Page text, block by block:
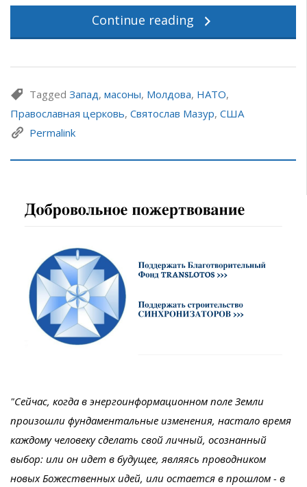
Continue reading
Tagged Запад, масоны, Молдова, НАТО,
Православная церковь, Святослав Мазур, США
Permalink
"Сейчас, когда в энергоинформационном поле Земли
произошли фундаментальные изменения, настало время
каждому человеку сделать свой личный, осознанный
выбор: или он идет в будущее, являясь проводником
новых Божественных идей, или остается в прошлом - в